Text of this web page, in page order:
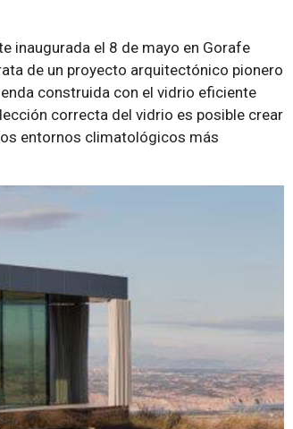
inaugurada el 8 de mayo en Gorafe
de un proyecto arquitectónico pionero
construida con el vidrio eficiente
correcta del vidrio es posible crear
entornos climatológicos más